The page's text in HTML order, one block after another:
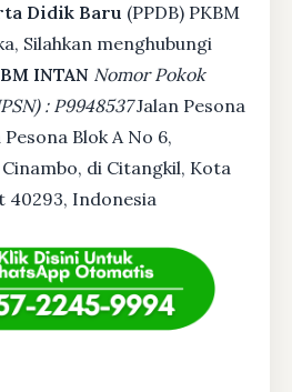
Didik Baru (PPDB) PKBM
Silahkan menghubungi
INTAN Nomor Pokok
: P9948537Jalan Pesona
Blok A No 6,
di Citangkil, Kota
40293, Indonesia